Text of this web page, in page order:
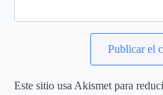
Este sitio usa Akismet para